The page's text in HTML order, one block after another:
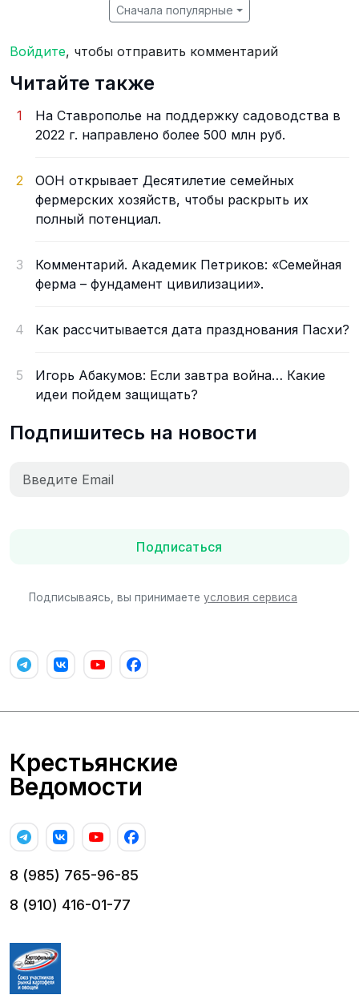
Сначала популярные
Войдите, чтобы отправить комментарий
Читайте также
1
На Ставрополье на поддержку садоводства в
2022 г. направлено более 500 млн руб.
2
ООН открывает Десятилетие семейных
фермерских хозяйств, чтобы раскрыть их
полный потенциал.
3
Комментарий. Академик Петриков: «Семейная
ферма – фундамент цивилизации».
4 Как рассчитывается дата празднования Пасхи?
5
Игорь Абакумов: Если завтра война… Какие
идеи пойдем защищать?
Подпишитесь на новости
Подписаться
Подписываясь, вы принимаете условия сервиса
Крестьянские
Ведомости
8 (985) 765-96-85
8 (910) 416-01-77